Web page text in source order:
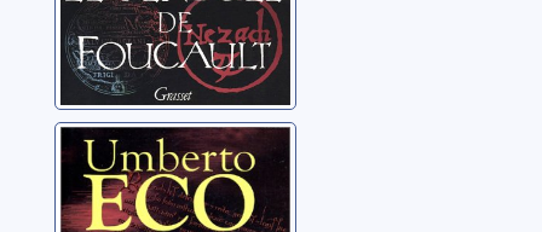
Baudolino:
roman
Eco, Umberto